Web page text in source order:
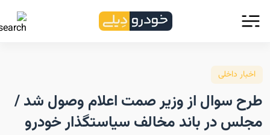
اخبار داخلی
طرح سوال از وزیر صمت اعلام وصول شد /
مجلس در باند مخالف سیاستگذار خودرو